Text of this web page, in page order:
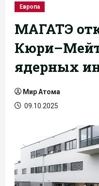
Европа
МАГАТЭ
ядерных
Мир Атома
09.10.2025